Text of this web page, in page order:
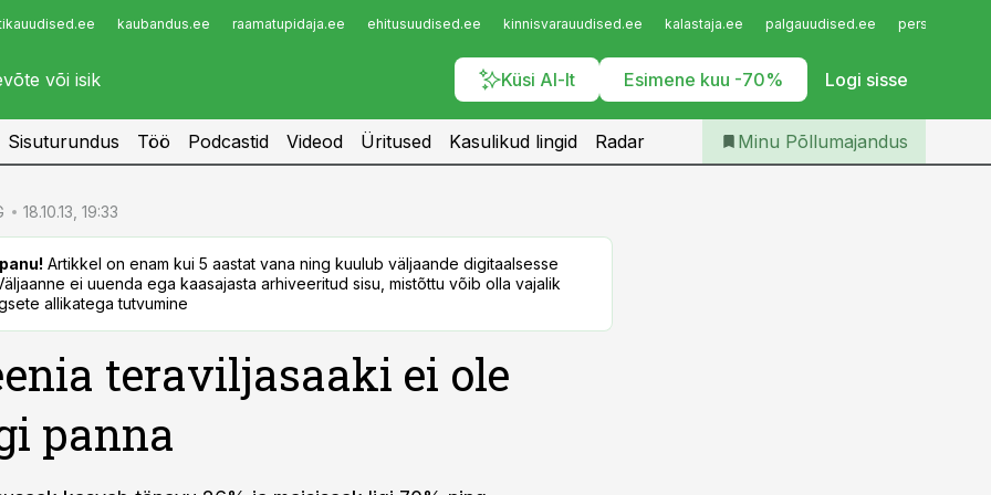
kaubandus.ee raamatupidaja.ee ehitusuudised.ee kinnisvarauudised.ee kalastaja.ee palgauudised.ee
Küsi AI-lt Esimene kuu -70% Logi sisse
Infopank
Iseteenindus
Telli Põllumajandus
Sisuturundus Töö Podcastid Videod Üritused Kasulikud lingid Radar Minu Põllumajandus
18.10.13, 19:33
Artikkel on enam kui 5 aastat vana ning kuulub väljaande digitaalsesse
ei uuenda ega kaasajasta arhiveeritud sisu, mistõttu võib olla vajalik
allikatega tutvumine
teraviljasaaki ei ole
panna